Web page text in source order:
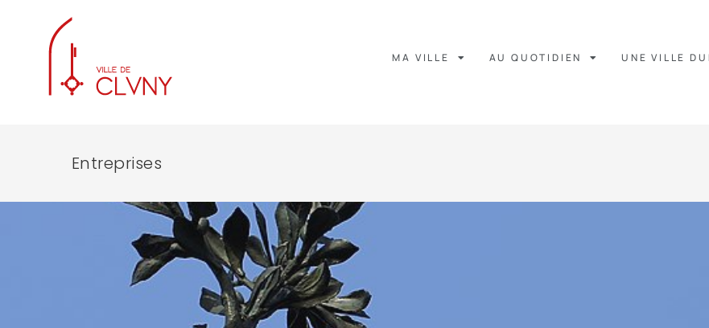
MA VILLE AU QUOTIDIEN UNE VILLE
Entreprises